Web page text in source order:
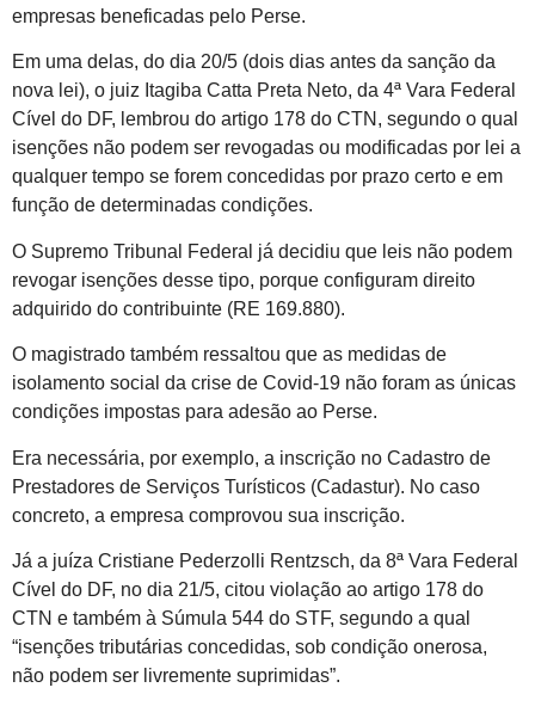
empresas beneficadas pelo Perse.
Em uma delas, do dia 20/5 (dois dias antes da sanção da
nova lei), o juiz Itagiba Catta Preta Neto, da 4ª Vara Federal
Cível do DF, lembrou do artigo 178 do CTN, segundo o qual
isenções não podem ser revogadas ou modificadas por lei a
qualquer tempo se forem concedidas por prazo certo e em
função de determinadas condições.
O Supremo Tribunal Federal já decidiu que leis não podem
revogar isenções desse tipo, porque configuram direito
adquirido do contribuinte (RE 169.880).
O magistrado também ressaltou que as medidas de
isolamento social da crise de Covid-19 não foram as únicas
condições impostas para adesão ao Perse.
Era necessária, por exemplo, a inscrição no Cadastro de
Prestadores de Serviços Turísticos (Cadastur). No caso
concreto, a empresa comprovou sua inscrição.
Já a juíza Cristiane Pederzolli Rentzsch, da 8ª Vara Federal
Cível do DF, no dia 21/5, citou violação ao artigo 178 do
CTN e também à Súmula 544 do STF, segundo a qual
“isenções tributárias concedidas, sob condição onerosa,
não podem ser livremente suprimidas”.